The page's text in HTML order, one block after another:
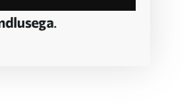
.